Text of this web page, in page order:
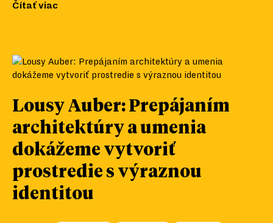
Čítať viac
Lousy Auber: Prepájaním
architektúry a umenia
dokážeme vytvoriť
prostredie s výraznou
identitou